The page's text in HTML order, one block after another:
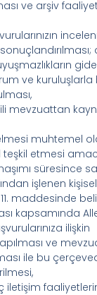
ve arşiv
ve kuruluşlarla
,
mevzuattan
muhtemel
etmesi
süresince
işlenen
maddesinde
kapsamında
ilişkin
ve
ile bu
,
iletişim